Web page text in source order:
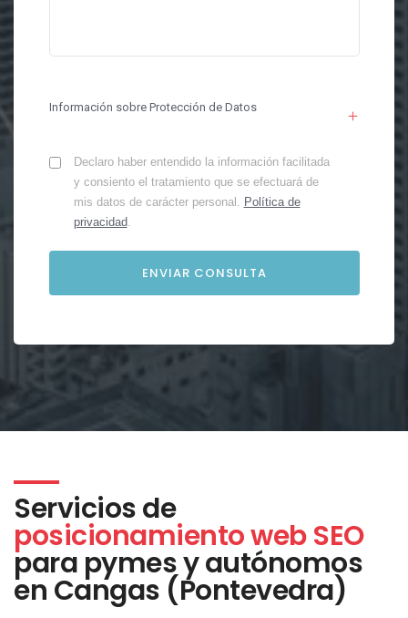
Información sobre Protección de Datos
Declaro haber entendido la información facilitada
y consiento el tratamiento que se efectuará de
mis datos de carácter personal. Política de
privacidad.
Servicios de
posicionamiento web SEO
para pymes y autónomos
en Cangas (Pontevedra)